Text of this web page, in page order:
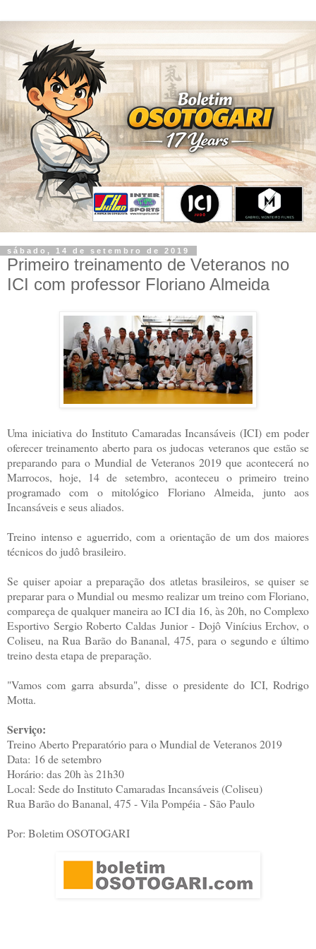
sábado, 14 de setembro de 2019
Primeiro treinamento de Veteranos no
ICI com professor Floriano Almeida
Uma iniciativa do Instituto Camaradas Incansáveis (ICI) em poder
oferecer treinamento aberto para os judocas veteranos que estão se
preparando para o Mundial de Veteranos 2019 que acontecerá no
Marrocos, hoje, 14 de setembro, aconteceu o primeiro treino
programado com o mitológico Floriano Almeida, junto aos
Incansáveis e seus aliados.
Treino intenso e aguerrido, com a orientação de um dos maiores
técnicos do judô brasileiro.
Se quiser apoiar a preparação dos atletas brasileiros, se quiser se
preparar para o Mundial ou mesmo realizar um treino com Floriano,
compareça de qualquer maneira ao ICI dia 16, às 20h, no Complexo
Esportivo Sergio Roberto Caldas Junior - Dojô Vinícius Erchov, o
Coliseu, na Rua Barão do Bananal, 475, para o segundo e último
treino desta etapa de preparação.
"Vamos com garra absurda", disse o presidente do ICI, Rodrigo
Motta.
Serviço:
Treino Aberto Preparatório para o Mundial de Veteranos 2019
Data: 16 de setembro
Horário: das 20h às 21h30
Local: Sede do Instituto Camaradas Incansáveis (Coliseu)
Rua Barão do Bananal, 475 - Vila Pompéia - São Paulo
Por: Boletim OSOTOGARI